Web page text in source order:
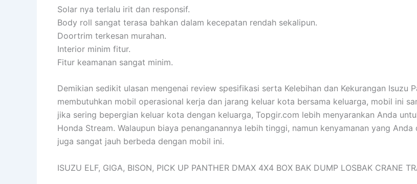
Solar nya terlalu irit dan responsif.
Body roll sangat terasa bahkan dalam kecepatan rendah sekalipun.
Doortrim terkesan murahan.
Interior minim fitur.
Fitur keamanan sangat minim.
Demikian sedikit ulasan mengenai review spesifikasi serta Kelebihan dan Kekurangan Isuzu
membutuhkan mobil operasional kerja dan jarang keluar kota bersama keluarga, mobil ini
jika sering bepergian keluar kota dengan keluarga, Topgir.com lebih menyarankan Anda
Honda Stream. Walaupun biaya penanganannya lebih tinggi, namun kenyamanan yang
juga sangat jauh berbeda dengan mobil ini.
ISUZU ELF, GIGA, BISON, PICK UP PANTHER DMAX 4X4 BOX BAK DUMP LOSBAK CRANE